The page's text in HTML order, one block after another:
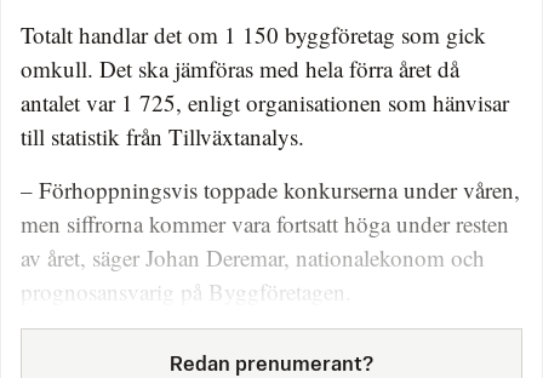
Totalt handlar det om 1 150 byggföretag som gick
omkull. Det ska jämföras med hela förra året då
antalet var 1 725, enligt organisationen som hänvisar
till statistik från Tillväxtanalys.
– Förhoppningsvis toppade konkurserna under våren,
men siffrorna kommer vara fortsatt höga under resten
av året, säger Johan Deremar, nationalekonom och
prognosansvarig på Byggföretagen.
Redan prenumerant?